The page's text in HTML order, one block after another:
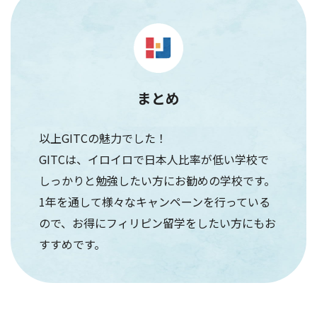
まとめ
以上GITCの魅力でした！
GITCは、イロイロで日本人比率が低い学校で
しっかりと勉強したい方にお勧めの学校です。
1年を通して様々なキャンペーンを行っている
ので、お得にフィリピン留学をしたい方にもお
すすめです。